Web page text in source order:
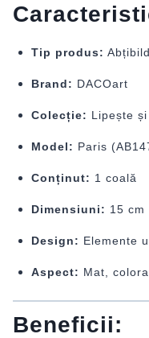
Tip produs:
Brand: DACOart
Colecție: Lipește
Model: Paris
Conținut: 1 coală
Dimensiuni: 15 cm
Design: Elemente
Aspect: Mat,
Beneficii: